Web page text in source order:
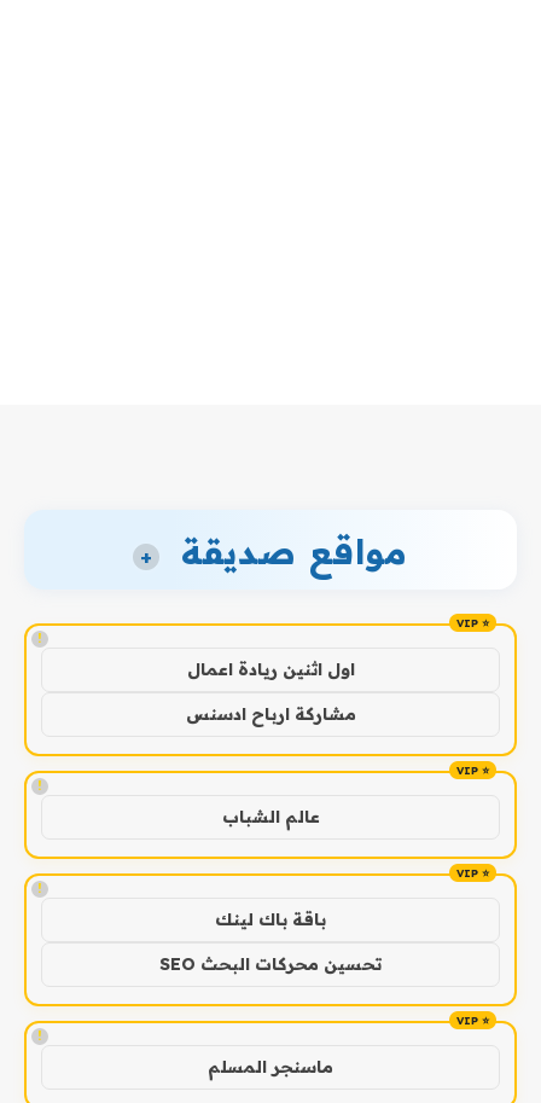
مواقع صديقة +
!
اول اثنين ريادة اعمال
مشاركة ارباح ادسنس
!
عالم الشباب
!
باقة باك لينك
تحسين محركات البحث SEO
!
ماسنجر المسلم